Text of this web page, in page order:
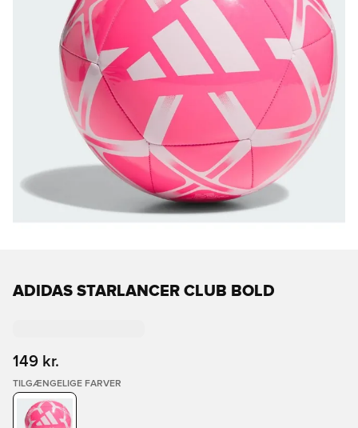
ADIDAS STARLANCER CLUB BOLD
149 kr.
TILGÆNGELIGE FARVER